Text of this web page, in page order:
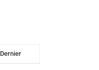
Dernier